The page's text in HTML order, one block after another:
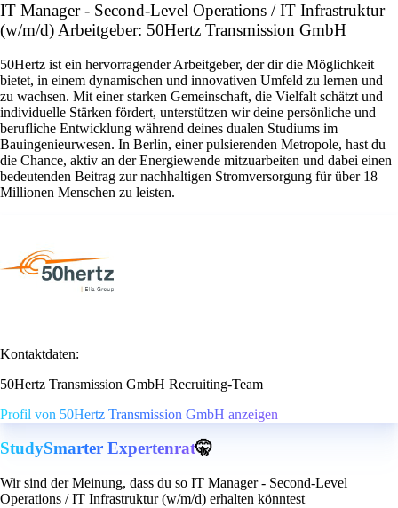
IT Manager - Second-Level Operations / IT Infrastruktur
(w/m/d) Arbeitgeber: 50Hertz Transmission GmbH
50Hertz ist ein hervorragender Arbeitgeber, der dir die Möglichkeit
bietet, in einem dynamischen und innovativen Umfeld zu lernen und
zu wachsen. Mit einer starken Gemeinschaft, die Vielfalt schätzt und
individuelle Stärken fördert, unterstützen wir deine persönliche und
berufliche Entwicklung während deines dualen Studiums im
Bauingenieurwesen. In Berlin, einer pulsierenden Metropole, hast du
die Chance, aktiv an der Energiewende mitzuarbeiten und dabei einen
bedeutenden Beitrag zur nachhaltigen Stromversorgung für über 18
Millionen Menschen zu leisten.
Kontaktdaten:
50Hertz Transmission GmbH Recruiting-Team
Profil von 50Hertz Transmission GmbH anzeigen
StudySmarter Expertenrat🤫
Wir sind der Meinung, dass du so IT Manager - Second-Level
Operations / IT Infrastruktur (w/m/d) erhalten könntest